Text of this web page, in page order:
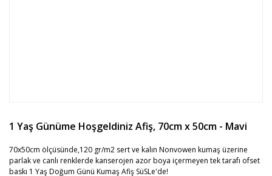
1 Yaş Günüme Hoşgeldiniz Afiş, 70cm x 50cm - Mavi
70x50cm ölçüsünde,120 gr/m2 sert ve kalın Nonvowen kumaş üzerine
parlak ve canlı renklerde kanserojen azor boya içermeyen tek tarafı ofset
baskı 1 Yaş Doğum Günü Kumaş Afiş SüSLe'de!